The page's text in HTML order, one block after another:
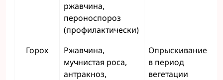
ржавчина,
пероноспороз
(профилактически)
Горох
Ржавчина,
мучнистая роса,
антракноз,
Опрыскивание
в период
вегетации